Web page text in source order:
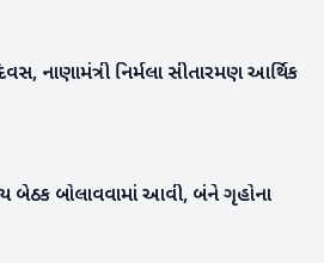
નાણામંત્રી નિર્મલા સીતારમણ આર્થિક
બેઠક બોલાવવામાં આવી, બંને ગૃહોના